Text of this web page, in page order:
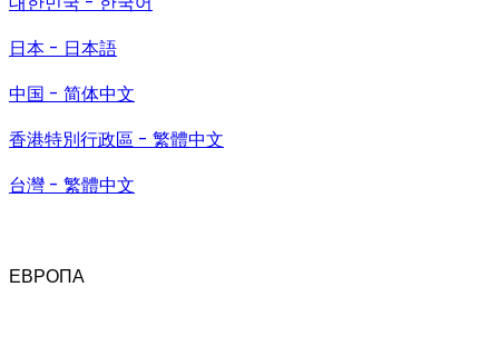
日本 - 日本語
中国 - 简体中文
香港特別行政區 - 繁體中文
台灣 - 繁體中文
ЕВРОПА